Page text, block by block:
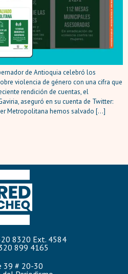
de Antioquia celebró los
violencia de género con una cifra que
rendición de cuentas, el
aseguró en su cuenta de Twitter:
Metropolitana hemos salvado […]
8320 Ext. 4584
899 4165
39 # 20-30